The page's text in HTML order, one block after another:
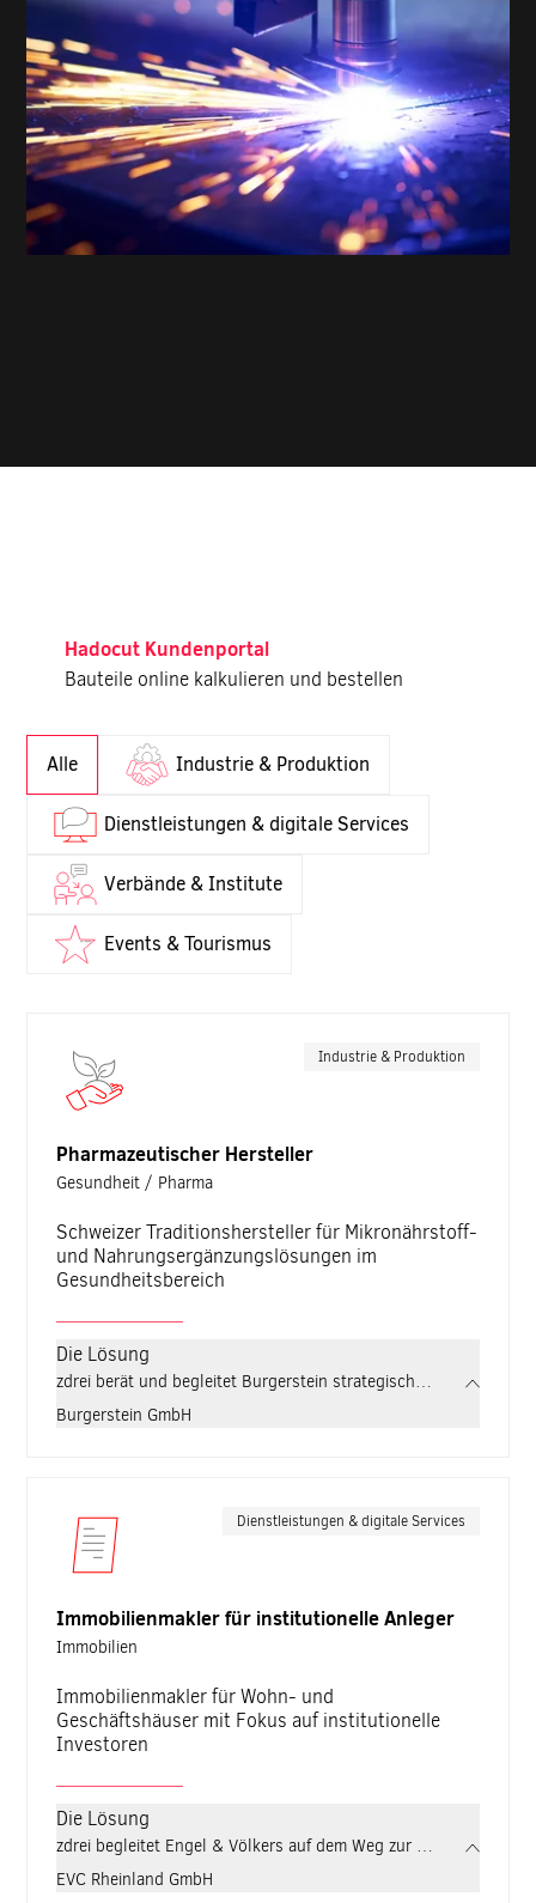
Extension für ein professionelles Projekt-Setup
im mittwald mStudio
GitLab-Deploy im mStudio - Extension für ein
Hadocut Kundenportal
Bauteile online kalkulieren und bestellen
Alle Industrie & Produktion
Dienstleistungen & digitale Services
Verbände & Institute
Events & Tourismus
Industrie & Produktion
Pharmazeutischer Hersteller
Gesundheit / Pharma
Schweizer Traditionshersteller für Mikronährstoff-
und Nahrungsergänzungslösungen im
Gesundheitsbereich
Die Lösung
zdrei berät und begleitet Burgerstein strategisch und
Burgerstein GmbH
Dienstleistungen & digitale Services
Immobilienmakler für institutionelle Anleger
Immobilien
Immobilienmakler für Wohn- und
Geschäftshäuser mit Fokus auf institutionelle
Investoren
Die Lösung
zdrei begleitet Engel & Völkers auf dem Weg zur
EVC Rheinland GmbH